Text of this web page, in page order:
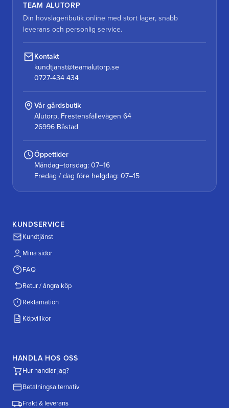
TEAM ALUTORP
Din hovslageributik online med stort lager, snabb
leverans och personlig service.
Kontakt
kundtjanst@teamalutorp.se
0727-434 434
Vår gårdsbutik
Alutorp, Frestensfällevägen 64
26996 Båstad
Öppettider
Måndag–torsdag: 07–16
Fredag / dag före helgdag: 07–15
KUNDSERVICE
Kundtjänst
Mina sidor
FAQ
Retur / ångra köp
Reklamation
Köpvillkor
HANDLA HOS OSS
Hur handlar jag?
Betalningsalternativ
Frakt & leverans